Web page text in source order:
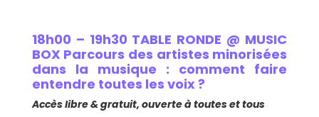
18h00 – 19h30 TABLE RONDE @ MUSIC
BOX Parcours des artistes minorisées
dans la musique : comment faire
entendre toutes les voix ?
Accès libre & gratuit, ouverte à toutes et tous